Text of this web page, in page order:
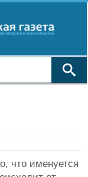
что именуется